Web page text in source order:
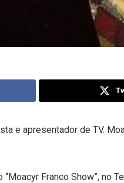
e apresentador de TV.
Franco Show”, no